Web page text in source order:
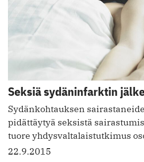
Seksiä sydäninfarktin
Sydänkohtauksen
pidättäytyä seksistä
tuore yhdysvaltalaistutkimus
22.9.2015